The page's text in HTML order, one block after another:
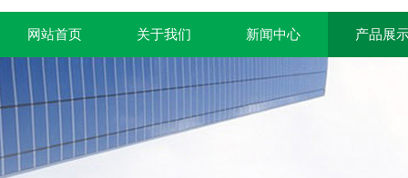
网站首页 关于我们 新闻中心 产品展